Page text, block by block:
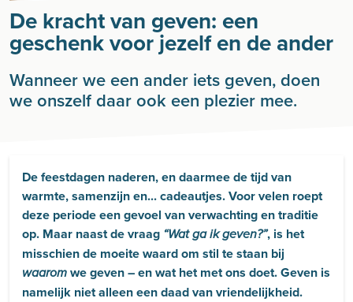
De kracht van geven: een
geschenk voor jezelf en de ander
Wanneer we een ander iets geven, doen
we onszelf daar ook een plezier mee.
De feestdagen naderen, en daarmee de tijd van
warmte, samenzijn en... cadeautjes. Voor velen roept
deze periode een gevoel van verwachting en traditie
op. Maar naast de vraag “Wat ga ik geven?”, is het
misschien de moeite waard om stil te staan bij
waarom we geven – en wat het met ons doet. Geven is
namelijk niet alleen een daad van vriendelijkheid.